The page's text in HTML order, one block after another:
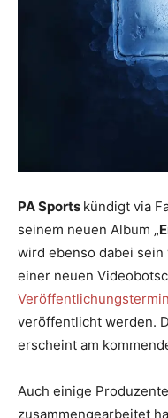
PA Sports kündigt via
seinem neuen Album „
wird ebenso dabei sein
einer neuen
veröffentlicht werden.
erscheint am
Auch einige
zusammengearbeitet